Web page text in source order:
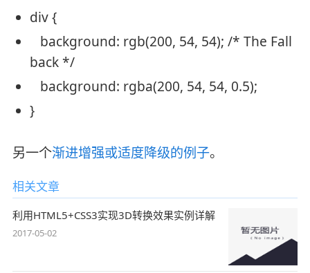
div {
background: rgb(200, 54, 54); /* The Fall
back */
background: rgba(200, 54, 54, 0.5);
}
另一个渐进增强或适度降级的例子。
相关文章
利用HTML5+CSS3实现3D转换效果实例详解
2017-05-02